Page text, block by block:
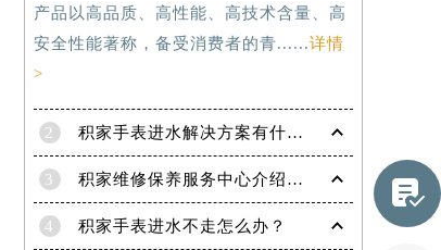
产品以高品质、高性能、高技术含量、高
安全性能著称，备受消费者的青......详情
>
2 积家手表进水解决方案有什么？
3 积家维修保养服务中心介绍 | 积家
4 积家手表进水不走怎么办？
